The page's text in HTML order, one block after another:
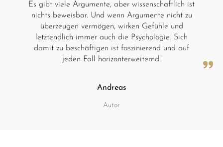
Es gibt viele Argumente, aber wissenschaftlich ist
nichts beweisbar. Und wenn Argumente nicht zu
überzeugen vermögen, wirken Gefühle und
letztendlich immer auch die Psychologie. Sich
damit zu beschäftigen ist faszinierend und auf
jeden Fall horizonterweiternd!
Andreas
Autor